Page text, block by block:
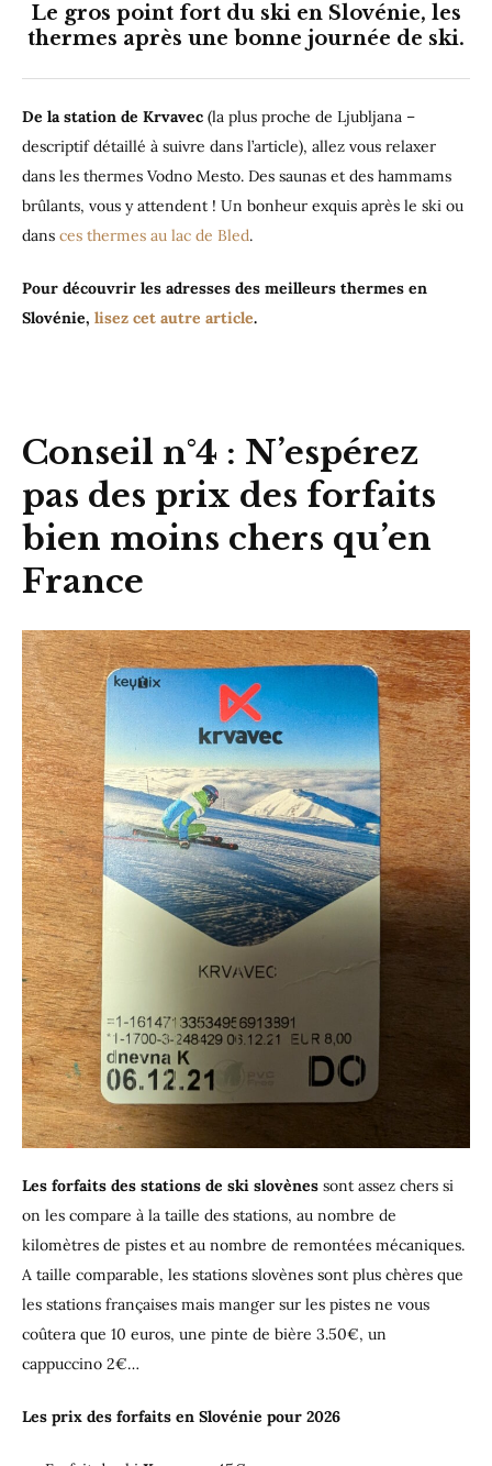
Le gros point fort du ski en Slovénie, les
thermes après une bonne journée de ski.
De la station de Krvavec (la plus proche de Ljubljana –
descriptif détaillé à suivre dans l’article), allez vous relaxer
dans les thermes Vodno Mesto. Des saunas et des hammams
brûlants, vous y attendent ! Un bonheur exquis après le ski ou
dans ces thermes au lac de Bled.
Pour découvrir les adresses des meilleurs thermes en
Slovénie, lisez cet autre article.
Conseil n°4 : N’espérez
pas des prix des forfaits
bien moins chers qu’en
France
Les forfaits des stations de ski slovènes sont assez chers si
on les compare à la taille des stations, au nombre de
kilomètres de pistes et au nombre de remontées mécaniques.
A taille comparable, les stations slovènes sont plus chères que
les stations françaises mais manger sur les pistes ne vous
coûtera que 10 euros, une pinte de bière 3.50€, un
cappuccino 2€…
Les prix des forfaits en Slovénie pour 2026